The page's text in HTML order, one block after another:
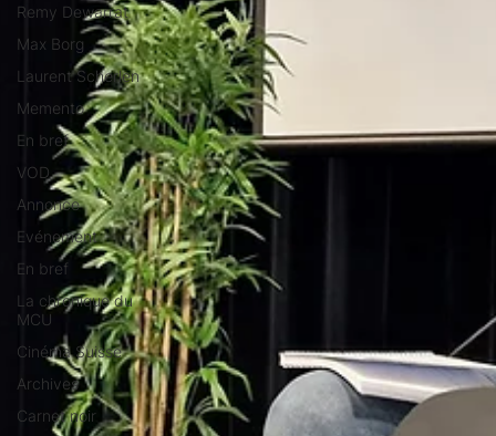
Remy Dewarrat
Max Borg
Laurent Scherlen
Memento
En bref
VOD
Annonce
Evénement
En bref
La chronique du
MCU
Cinéma Suisse
Archives
Carnet noir